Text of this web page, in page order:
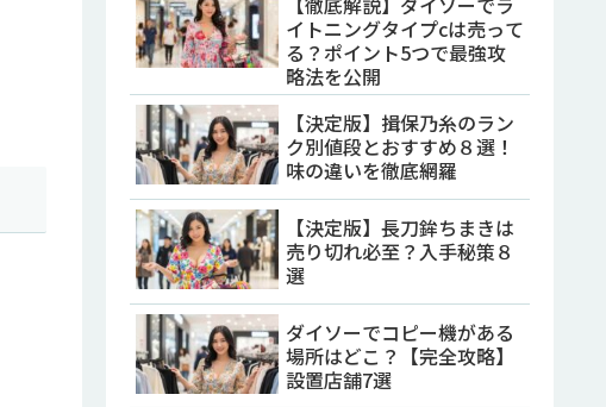
イトニングタイプcは売って
る？ポイント5つで最強攻
略法を公開
【決定版】揖保乃糸のラン
ク別値段とおすすめ８選！
味の違いを徹底網羅
【決定版】長刀鉾ちまきは
売り切れ必至？入手秘策８
選
ダイソーでコピー機がある
場所はどこ？【完全攻略】
設置店舗7選